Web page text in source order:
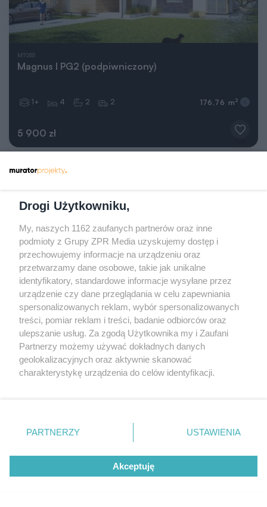
MT055
Magnus I PG2 (podpiwniczony)
5 900 zł
1+ 4 2 2 176,76 m 2
Przejdź do poprzedniej strony
Wprowadź numer strony
z 2 Przejdź do kolejnej
Projekty domów z garażem w piwnicy
Kiedy warto wybrać projekt domu z garażem w
piwnicy?
znaczenie. Doskonale sprawdza się na parcelach ze spadkiem
terenu, skarpą czy naturalnym wzniesieniem, pozwalając w pełni
wykorzystać unikalne ukształtowanie terenu. Takie projekty są
często wybierane w gęstej zabudowie miejskiej, w tym w
Drogi Użytkowniku,
My, naszych 1162 zaufanych partnerów oraz inne
podmioty z Grupy ZPR Media uzyskujemy dostęp i
przechowujemy informacje na urządzeniu oraz
przetwarzamy dane osobowe, takie jak unikalne
identyfikatory, standardowe informacje wysyłane przez
urządzenie czy dane przeglądania w celu zapewniania
spersonalizowanych reklam, wybór spersonalizowanych
treści, pomiar reklam i treści, badanie odbiorców oraz
ulepszanie usług. Za zgodą Użytkownika my i Zaufani
Partnerzy możemy używać dokładnych danych
geolokalizacyjnych oraz aktywnie skanować
charakterystykę urządzenia do celów identyfikacji.
zmienić/wycofać klikając przycisk ustawień prywatności
znajdujący się w lewym dolnym rogu strony
rodzaje przetwarzania danych nie wymagają zgody
użytkownika, ale masz prawo sprzeciwić się takiemu
przetwarzaniu. Preferencje będą miały zastosowanie tylko
PARTNERZY USTAWIENIA
Akceptuję